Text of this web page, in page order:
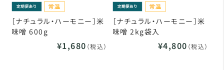
［ナチュラル・ハーモニー］米
味噌 600g
¥1,680 （税込）
［ナチュラル・ハーモニー］米
味噌 2kg袋入
¥4,800 （税込）